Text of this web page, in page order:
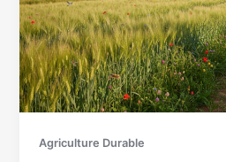
Agriculture Durable